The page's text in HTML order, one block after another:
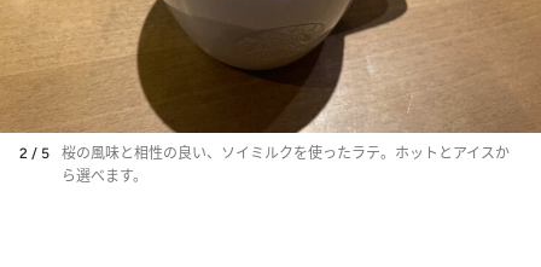
2 / 5
桜の風味と相性の良い、ソイミルクを使ったラテ。ホットとアイスか
ら選べます。